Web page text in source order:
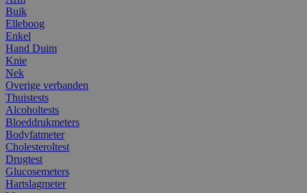
Buik
Elleboog
Enkel
Hand Duim
Knie
Nek
Overige verbanden
Thuistests
Alcoholtests
Bloeddrukmeters
Bodyfatmeter
Cholesteroltest
Drugtest
Glucosemeters
Hartslagmeter